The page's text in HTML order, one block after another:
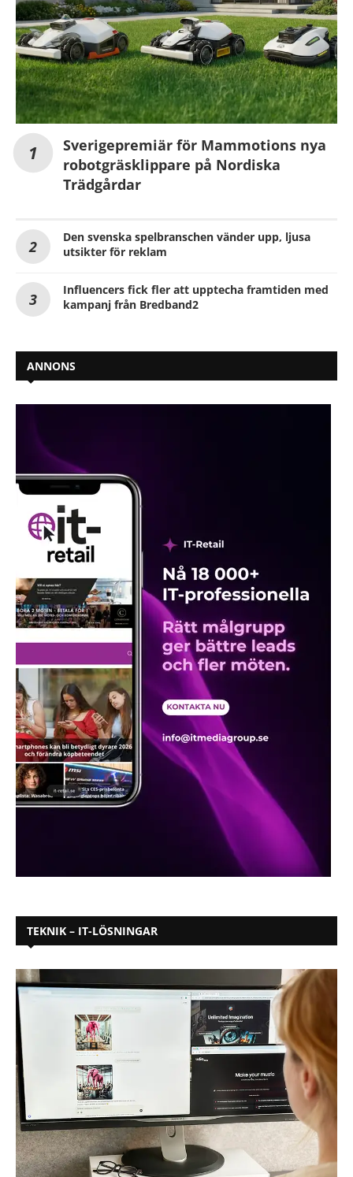
Sverigepremiär för Mammotions nya
robotgräsklippare på Nordiska
Trädgårdar
Den svenska spelbranschen vänder upp, ljusa
utsikter för reklam
Influencers fick fler att upptecha framtiden med
kampanj från Bredband2
ANNONS
TEKNIK – IT-LÖSNINGAR